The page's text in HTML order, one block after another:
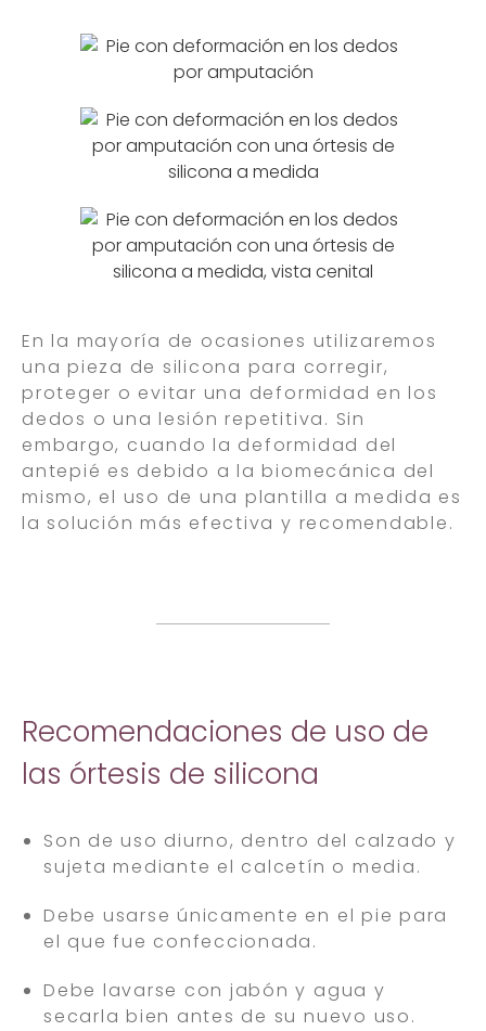
En la mayoría de ocasiones utilizaremos
una pieza de silicona para corregir,
proteger o evitar una deformidad en los
dedos o una lesión repetitiva. Sin
embargo, cuando la deformidad del
antepié es debido a la biomecánica del
mismo, el uso de una plantilla a medida es
la solución más efectiva y recomendable.
Recomendaciones de uso de
las órtesis de silicona
Son de uso diurno, dentro del calzado y
sujeta mediante el calcetín o media.
Debe usarse únicamente en el pie para
el que fue confeccionada.
Debe lavarse con jabón y agua y
secarla bien antes de su nuevo uso.